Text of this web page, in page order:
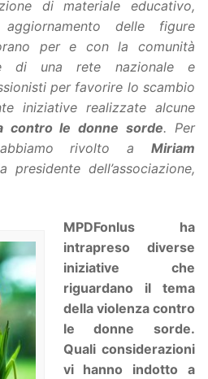
di materiale educativo,
delle figure
per e con la comunità
di una rete nazionale e
per favorire lo scambio
iniziative realizzate alcune
contro le donne sorde. Per
abbiamo rivolto a Miriam
presidente dell’associazione,
MPDFonlus ha
intrapreso diverse
iniziative che
riguardano il tema
della violenza contro
le donne sorde.
Quali considerazioni
vi hanno indotto a